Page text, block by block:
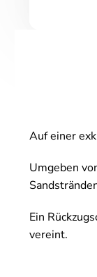
Auf einer
Umgeben
Ein
vereint.